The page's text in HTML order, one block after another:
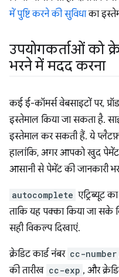
में पुष्टि करने की सुविधाका
उपयोगकर्ताओं को
भरने में मदद करना
कई ई-कॉमर्स वेबसाइटों पर,
इस्तेमाल किया जा सकता है.
इस्तेमाल कर सकती हैं. ये
हालांकि, अगर आपको खुद पेमेंट
आसानी से पेमेंट की जानकारी
autocomplete एट्रिब्यूट
ताकि यह पक्का किया जा सके
सही विकल्प दिखाएं.
क्रेडिट कार्ड नंबर cc-number
की तारीख cc-exp , और